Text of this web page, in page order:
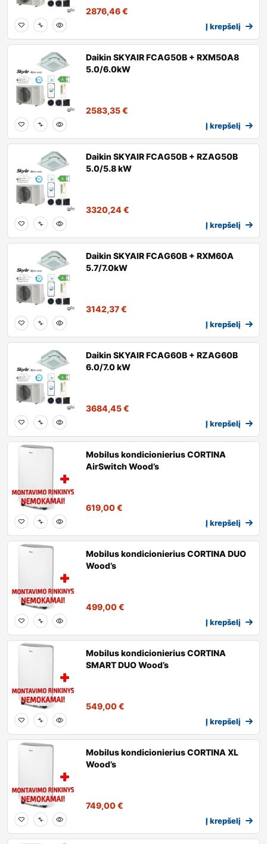
2876,46€
Į krepšelį
Daikin SKYAIR FCAG50B + RXM50A8
5.0/6.0kW
2583,35€
Į krepšelį
Daikin SKYAIR FCAG50B + RZAG50B
5.0/5.8 kW
3320,24€
Į krepšelį
Daikin SKYAIR FCAG60B + RXM60A
5.7/7.0kW
3142,37€
Į krepšelį
Daikin SKYAIR FCAG60B + RZAG60B
6.0/7.0 kW
3684,45€
Į krepšelį
Mobilus kondicionierius CORTINA
AirSwitch Wood’s
619,00€
Į krepšelį
Mobilus kondicionierius CORTINA DUO
Wood’s
499,00€
Į krepšelį
Mobilus kondicionierius CORTINA
SMART DUO Wood’s
549,00€
Į krepšelį
Mobilus kondicionierius CORTINA XL
Wood’s
749,00€
Į krepšelį